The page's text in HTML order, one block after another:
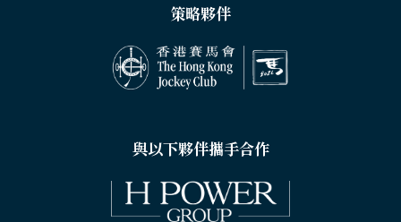
策略夥伴
與以下夥伴攜手合作